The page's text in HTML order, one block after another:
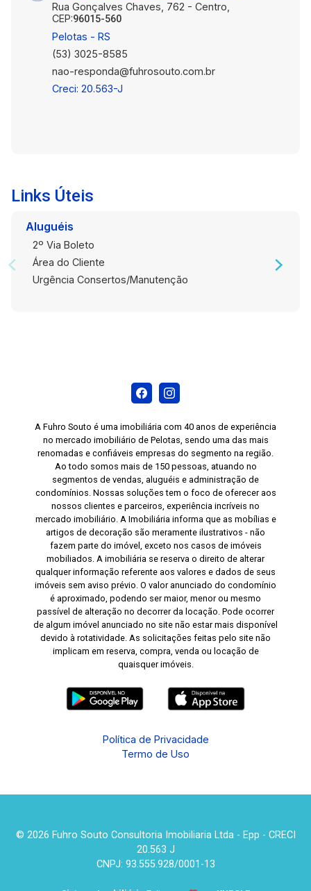
Rua Gonçalves Chaves, 762 - Centro,
CEP:96015-560
Pelotas - RS
(53) 3025-8585
nao-responda@fuhrosouto.com.br
Creci: 20.563-J
Links Úteis
Aluguéis
2º Via Boleto
Área do Cliente
Urgência Consertos/Manutenção
A Fuhro Souto é uma imobiliária com 40 anos de experiência
no mercado imobiliário de Pelotas, sendo uma das mais
renomadas e confiáveis empresas do segmento na região.
Ao todo somos mais de 150 pessoas, atuando no
segmentos de vendas, aluguéis e administração de
condomínios. Nossas soluções tem o foco de oferecer aos
nossos clientes e parceiros, experiência incríveis no
mercado imobiliário. A Imobiliária informa que as mobílias e
artigos de decoração são meramente ilustrativos - não
fazem parte do imóvel, exceto nos casos de imóveis
mobiliados. A imobiliária se reserva o direito de alterar
qualquer informação referente aos valores e dados de seus
imóveis sem aviso prévio. O valor anunciado do condomínio
é aproximado, podendo ser maior, menor ou mesmo
passível de alteração no decorrer da locação. Pode ocorrer
de algum imóvel anunciado no site não estar mais disponível
devido à rotatividade. As solicitações feitas pelo site não
implicam em reserva, compra, venda ou locação de
quaisquer imóveis.
Política de Privacidade
Termo de Uso
© 2026 Fuhro Souto Consultoria Imobiliaria Ltda - Epp - CRECI
20.563 J
CNPJ: 93.555.928/0001-13